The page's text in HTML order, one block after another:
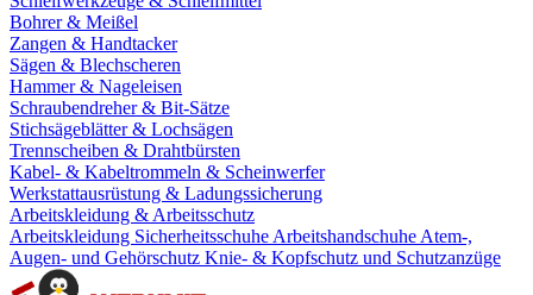
Bohrer & Meißel
Zangen & Handtacker
Sägen & Blechscheren
Hammer & Nageleisen
Schraubendreher & Bit-Sätze
Stichsägeblätter & Lochsägen
Trennscheiben & Drahtbürsten
Kabel- & Kabeltrommeln & Scheinwerfer
Werkstattausrüstung & Ladungssicherung
Arbeitskleidung & Arbeitsschutz
Arbeitskleidung Sicherheitsschuhe Arbeitshandschuhe Atem-,
Augen- und Gehörschutz Knie- & Kopfschutz und Schutzanzüge